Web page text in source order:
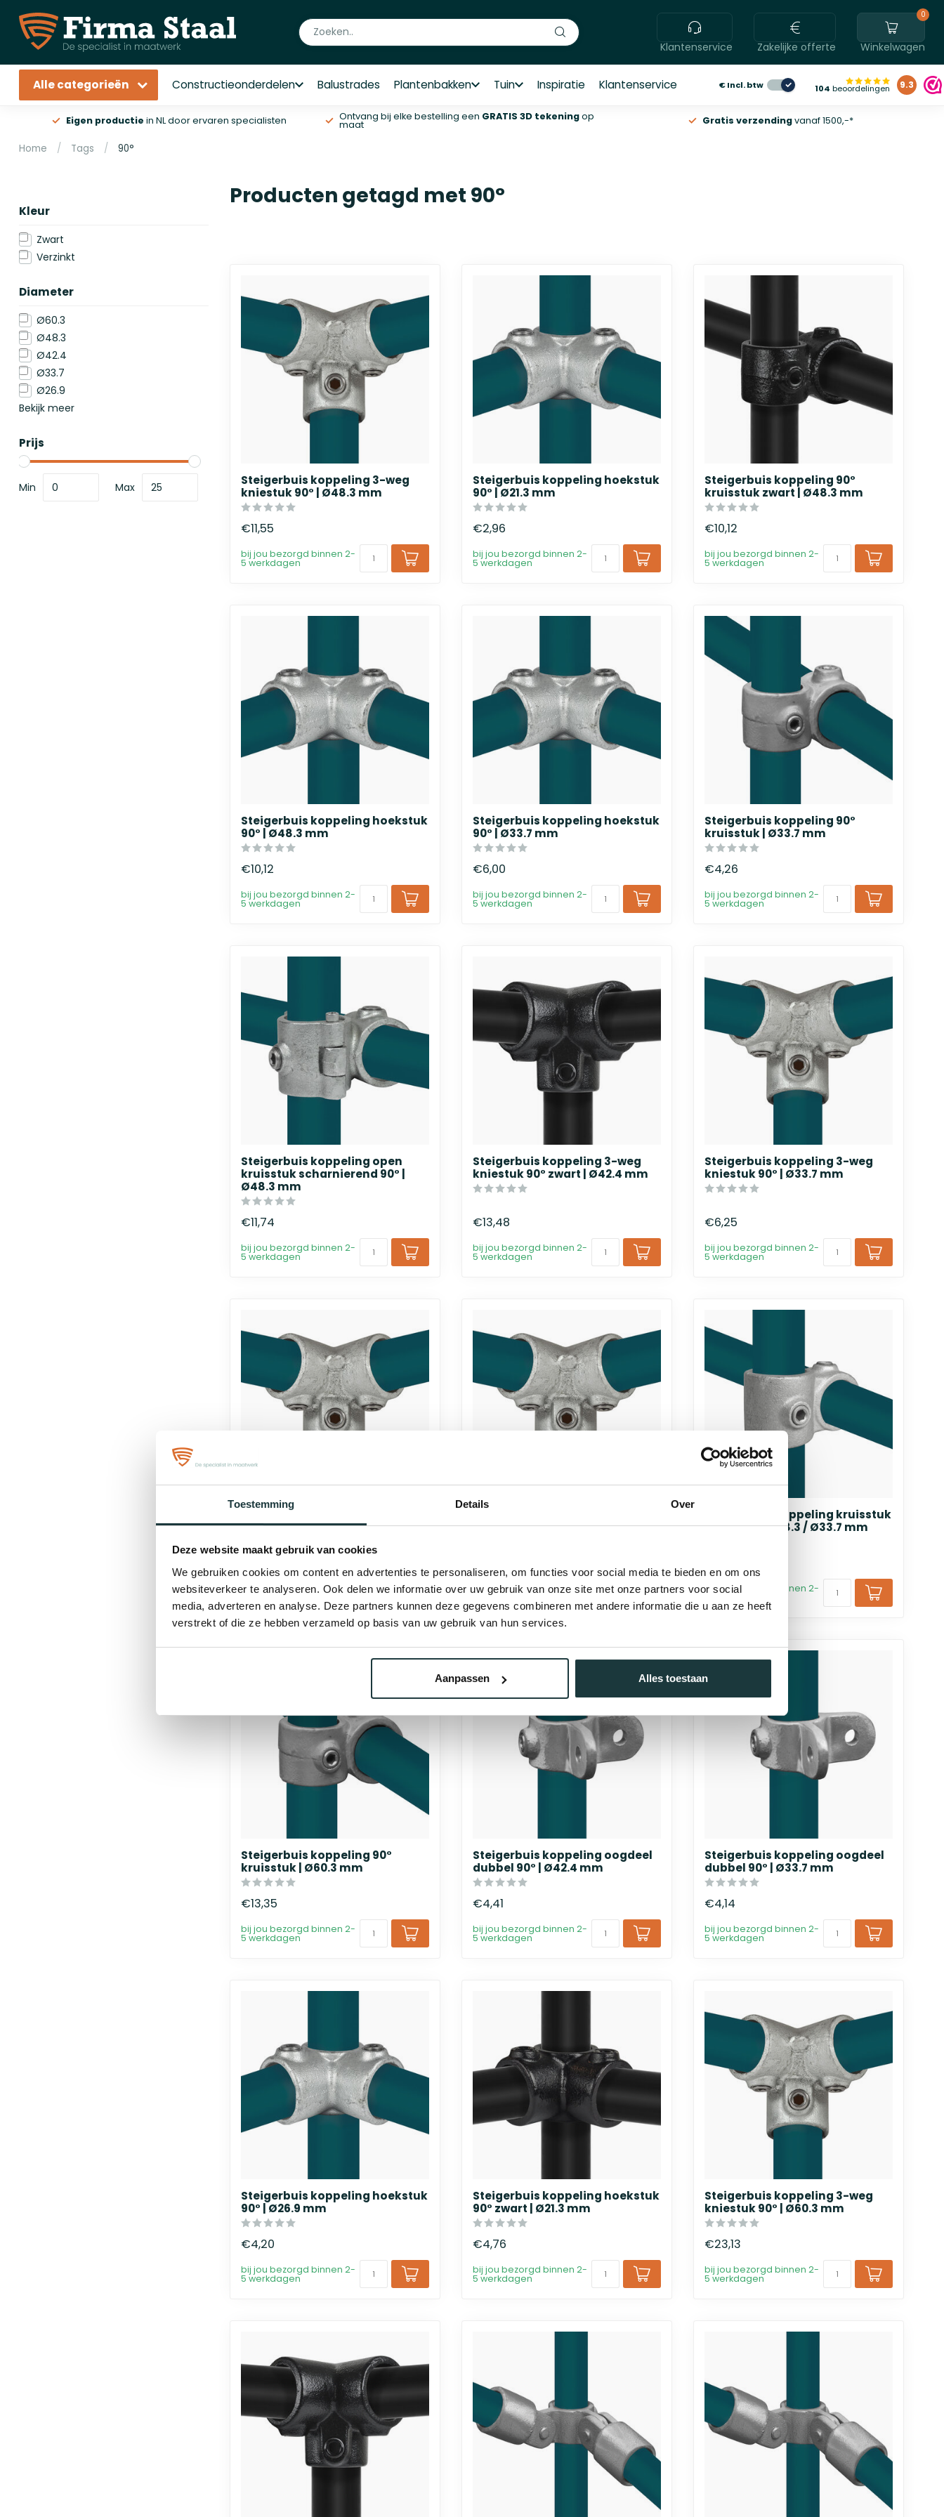
Toestemming Details Over
Deze website maakt gebruik van cookies
We gebruiken cookies om content en advertenties te personaliseren, om functies voor social media te bieden en om ons
websiteverkeer te analyseren. Ook delen we informatie over uw gebruik van onze site met onze partners voor social
media, adverteren en analyse. Deze partners kunnen deze gegevens combineren met andere informatie die u aan ze heeft
verstrekt of die ze hebben verzameld op basis van uw gebruik van hun services.
Aanpassen Alles toestaan
Klantenservice Zakelijke offerte
0
Winkelwagen
Alle categorieën Constructieonderdelen Balustrades Plantenbakken Tuin Inspiratie Klantenservice €Incl. btw 104 beoordelingen 9.3
Eigen productie in NL door ervaren specialisten Ontvang bij elke bestelling een GRATIS 3D tekeningop
maat Gratis verzendingvanaf 1500,-*
Home / Tags / 90°
Kleur
Zwart
Verzinkt
Diameter
Ø60.3
Ø48.3
Ø42.4
Ø33.7
Ø26.9
Bekijk meer
Prijs
Min Max
Producten getagd met 90°
Steigerbuis koppeling 3-weg
kniestuk 90° | Ø48.3 mm
€11,55
bij jou bezorgd binnen 2-
5 werkdagen
Steigerbuis koppeling hoekstuk
90° | Ø21.3 mm
€2,96
bij jou bezorgd binnen 2-
5 werkdagen
Steigerbuis koppeling 90°
kruisstuk zwart | Ø48.3 mm
€10,12
bij jou bezorgd binnen 2-
5 werkdagen
Steigerbuis koppeling hoekstuk
90° | Ø48.3 mm
€10,12
bij jou bezorgd binnen 2-
5 werkdagen
Steigerbuis koppeling hoekstuk
90° | Ø33.7 mm
€6,00
bij jou bezorgd binnen 2-
5 werkdagen
Steigerbuis koppeling 90°
kruisstuk | Ø33.7 mm
€4,26
bij jou bezorgd binnen 2-
5 werkdagen
Steigerbuis koppeling open
kruisstuk scharnierend 90° |
Ø48.3 mm
€11,74
bij jou bezorgd binnen 2-
5 werkdagen
Steigerbuis koppeling 3-weg
kniestuk 90° zwart | Ø42.4 mm
€13,48
bij jou bezorgd binnen 2-
5 werkdagen
Steigerbuis koppeling 3-weg
kniestuk 90° | Ø33.7 mm
€6,25
bij jou bezorgd binnen 2-
5 werkdagen
Steigerbuis koppeling 3-weg
kniestuk 90° | Ø26.9 mm
bij jou bezorgd binnen 2-
5 werkdagen
kniestuk 90° | Ø21.3 mm
bij jou bezorgd binnen 2-
5 werkdagen
Steigerbuis koppeling kruisstuk
90° combi Ø48.3 / Ø33.7 mm
bij jou bezorgd binnen 2-
Steigerbuis koppeling 90°
kruisstuk | Ø60.3 mm
€13,35
bij jou bezorgd binnen 2-
5 werkdagen
Steigerbuis koppeling oogdeel
dubbel 90° | Ø42.4 mm
€4,41
bij jou bezorgd binnen 2-
5 werkdagen
Steigerbuis koppeling oogdeel
dubbel 90° | Ø33.7 mm
€4,14
bij jou bezorgd binnen 2-
5 werkdagen
Steigerbuis koppeling hoekstuk
90° | Ø26.9 mm
€4,20
bij jou bezorgd binnen 2-
5 werkdagen
Steigerbuis koppeling hoekstuk
90° zwart | Ø21.3 mm
€4,76
bij jou bezorgd binnen 2-
5 werkdagen
Steigerbuis koppeling 3-weg
kniestuk 90° | Ø60.3 mm
€23,13
bij jou bezorgd binnen 2-
5 werkdagen